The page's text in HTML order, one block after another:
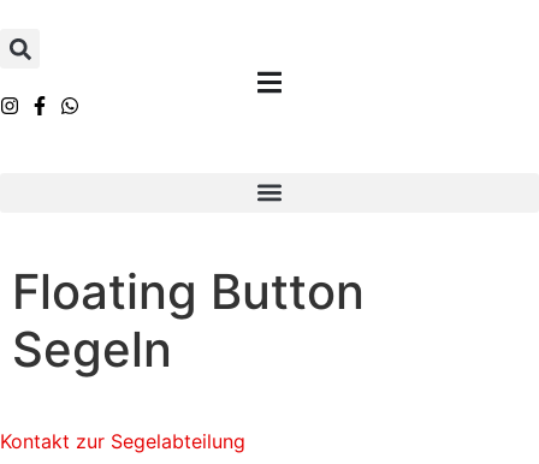
Floating Button
Segeln
Kontakt zur Segelabteilung